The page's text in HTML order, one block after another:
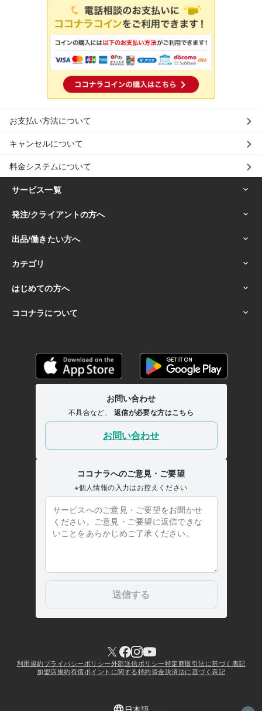
お支払い方法について
キャンセルについて
料金システムについて